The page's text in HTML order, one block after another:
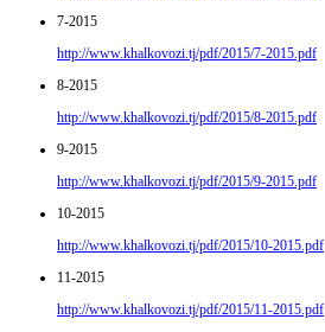
7-2015
http://www.khalkovozi.tj/pdf/2015/7-2015.pdf
8-2015
http://www.khalkovozi.tj/pdf/2015/8-2015.pdf
9-2015
http://www.khalkovozi.tj/pdf/2015/9-2015.pdf
10-2015
http://www.khalkovozi.tj/pdf/2015/10-2015.pdf
11-2015
http://www.khalkovozi.tj/pdf/2015/11-2015.pdf